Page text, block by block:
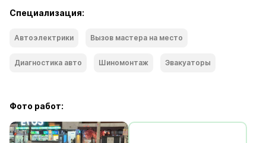
Специализация:
Автоэлектрики Вызов мастера на место
Диагностика авто Шиномонтаж Эвакуаторы
Фото работ: